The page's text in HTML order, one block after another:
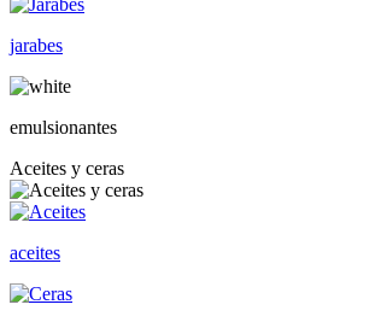
jarabes
emulsionantes
Aceites y ceras
aceites